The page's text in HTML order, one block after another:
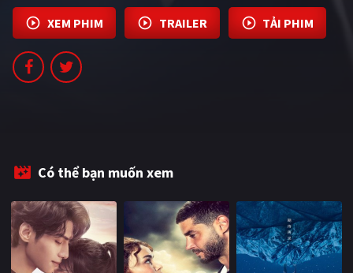
XEM PHIM TRAILER TẢI PHIM
Có thể bạn muốn xem